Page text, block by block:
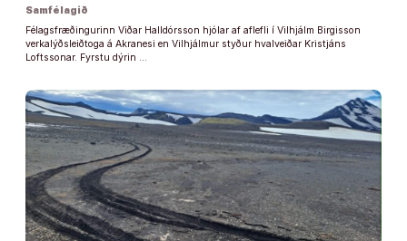
Samfélagið
Félagsfræðingurinn Viðar Halldórsson hjólar af aflefli í Vilhjálm Birgisson
verkalýðsleiðtoga á Akranesi en Vilhjálmur styður hvalveiðar Kristjáns
Loftssonar. Fyrstu dýrin …